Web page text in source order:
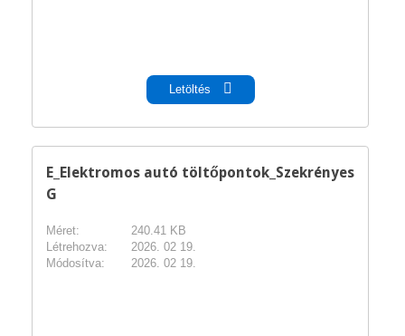
Letöltés
E_Elektromos autó töltőpontok_Szekrényes
G
Méret:
240.41 KB
Létrehozva:
2026. 02 19.
Módosítva:
2026. 02 19.